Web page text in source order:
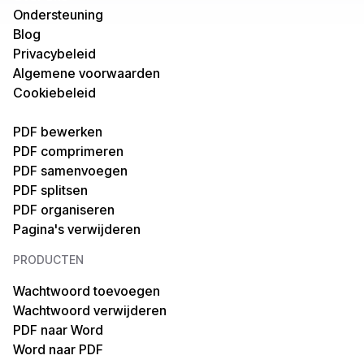
PDF naar JPG
PDF naar PNG
PDF naar PPT
PDF naar SVG
PDF naar tekst
PDF naar XML
PDF naar EPUB
PDF naar TIFF
JPG naar PDF
PNG naar PDF
PPT naar PDF
SVG naar PDF
Tekst naar PDF
HTML naar PDF
Word naar PDF
OCR PDF
PDF bewerken
PDF comprimeren
PDF samenvoegen
PDF splitsen
PDF organiseren
Pagina's verwijderen
PRODUCTEN
Wachtwoord toevoegen
Wachtwoord verwijderen
PDF naar Word
Word naar PDF
Ondersteuning
Blog
Privacybeleid
Algemene voorwaarden
Cookiebeleid